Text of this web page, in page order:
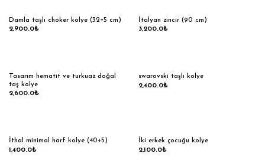
Damla taşlı choker kolye (32+5 cm)
2,900.0₺
İtalyan zincir (90 cm)
3,200.0₺
Tasarım hematit ve turkuaz doğal
taş kolye
2,600.0₺
swarovski taşlı kolye
2,400.0₺
İthal minimal harf kolye (40+5)
1,400.0₺
İki erkek çocuğu kolye
2,100.0₺